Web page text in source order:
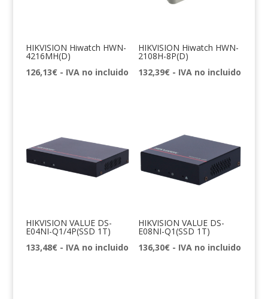
HIKVISION Hiwatch HWN-
4216MH(D)
126,13€ - IVA no incluido
HIKVISION Hiwatch HWN-
2108H-8P(D)
132,39€ - IVA no incluido
HIKVISION VALUE DS-
E04NI-Q1/4P(SSD 1T)
133,48€ - IVA no incluido
HIKVISION VALUE DS-
E08NI-Q1(SSD 1T)
136,30€ - IVA no incluido